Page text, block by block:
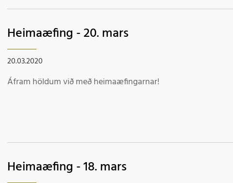
Heimaæfing - 20. mars
20.03.2020
Áfram höldum við með heimaæfingarnar!
Heimaæfing - 18. mars